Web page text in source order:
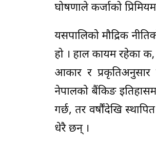
घोषणाले कर्जाको
यसपालिको मौद्रिक
हो । हाल कायम रहेका
आकार र प्रकृतिअनुसार
नेपालको बैंकिङ
गर्छ, तर वर्षौंदेखि
धेरै छन् ।